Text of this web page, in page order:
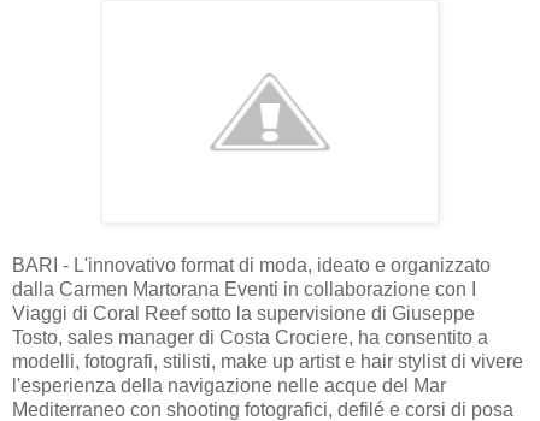
BARI - L'innovativo format di moda, ideato e organizzato
dalla Carmen Martorana Eventi in collaborazione con I
Viaggi di Coral Reef sotto la supervisione di Giuseppe
Tosto, sales manager di Costa Crociere, ha consentito a
modelli, fotografi, stilisti, make up artist e hair stylist di vivere
l'esperienza della navigazione nelle acque del Mar
Mediterraneo con shooting fotografici, defilé e corsi di posa